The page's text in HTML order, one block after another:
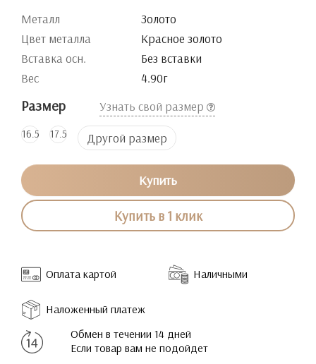
Металл
Золото
Цвет металла
Красное золото
Вставка осн.
Без вставки
Вес
4.90г
Размер Узнать свой размер
16.5 17.5 Другой размер
Купить
Купить в 1 клик
Оплата картой Наличными
Наложенный платеж
Обмен в течении 14 дней
Если товар вам не подойдет